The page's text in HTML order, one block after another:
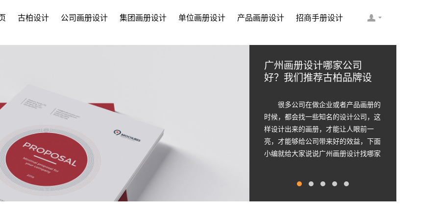
古柏设计 公司画册设计 集团画册设计 单位画册设计 产品画册设计 招商手册设计
广州画册设计哪家公司
好？我们推荐古柏品牌设
很多公司在做企业或者产品画册的
时候，都会找一些知名的设计公司，这
样设计出来的画册，才能让人眼前一
亮，才能够给公司带来好的效益，下面
小编就给大家说说广州画册设计找哪家
是由一群专业、独特的IT精英组成的团
如何选择画册的设计公司
企业画册的设计步骤是怎
如何选择简洁画册设计公
司 画册设计要遵循哪些原
2020大数据科技行业画册
设计案例欣赏
顶级画册设计公司需要的
九个顶级创意设计